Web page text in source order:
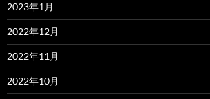
2023年1月
2022年12月
2022年11月
2022年10月